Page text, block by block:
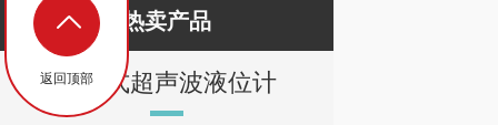
热卖产品
一体式超声波液位计
返回顶部